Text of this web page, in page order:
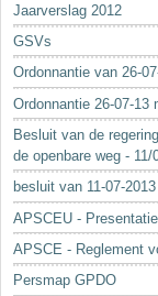
Jaarverslag 2012
GSVs
Ordonnantie van 26-
Ordonnantie 26-07-13
Besluit van de
de openbare weg - 11/
besluit van 11-07-
APSCEU -
APSCE - Reglement
Persmap GPDO